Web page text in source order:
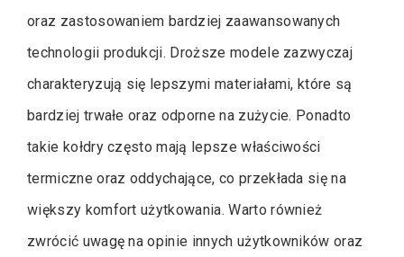
oraz zastosowaniem bardziej zaawansowanych
technologii produkcji. Droższe modele zazwyczaj
charakteryzują się lepszymi materiałami, które są
bardziej trwałe oraz odporne na zużycie. Ponadto
takie kołdry często mają lepsze właściwości
termiczne oraz oddychające, co przekłada się na
większy komfort użytkowania. Warto również
zwrócić uwagę na opinie innych użytkowników oraz